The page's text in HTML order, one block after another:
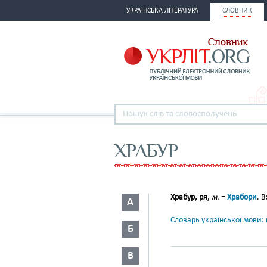
УКРАЇНСЬКА ЛІТЕРАТУРА СЛОВНИК
ХРАБУР
А
Б
В
Храбур, ря, м. = Храбори.
Словарь української